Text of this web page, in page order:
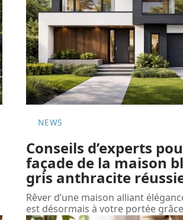
NEWS
Conseils d’experts
façade de la maison
gris anthracite
Rêver d’une maison alliant
est désormais à votre portée